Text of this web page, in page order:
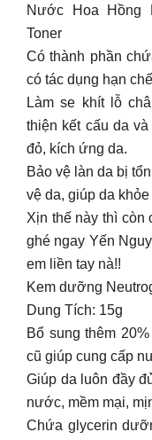
Nước Hoa Hồng
Toner
Có thành phần
có tác dụng hạn
Làm se khít lỗ
thiện kết cấu da
đỏ, kích ứng da.
Bảo vệ làn da bị
vệ da, giúp da
Xịn thế này thì còn
ghé ngay Yến
em liền tay nà!!
Kem dưỡng
Dung Tích: 15g
Bổ sung thêm
cũ giúp cung cấp
Giúp da luôn đầy
nước, mềm mại,
Chứa glycerin